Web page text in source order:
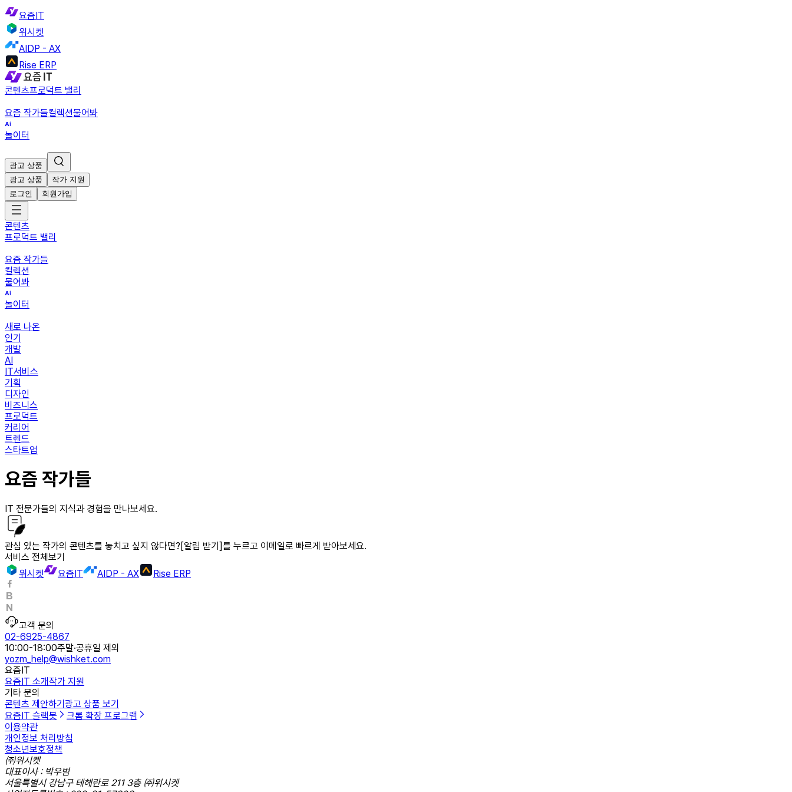
요즘IT
위시켓
AIDP - AX
Rise ERP
콘텐츠프로덕트 밸리
요즘 작가들컬렉션물어봐
놀이터
광고 상품
광고 상품
작가 지원
로그인
회원가입
콘텐츠
프로덕트 밸리
요즘 작가들
컬렉션
물어봐
놀이터
새로 나온
인기
개발
AI
IT서비스
기획
디자인
비즈니스
프로덕트
커리어
트렌드
스타트업
요즘 작가들
IT 전문가들의 지식과 경험을 만나보세요.
관심 있는 작가의 콘텐츠를 놓치고 싶지 않다면? [알림 받기]를 누르고 이메일로 빠르게 받아보세요.
서비스 전체보기
위시켓
요즘IT AIDP - AX Rise ERP
고객 문의
02-6925-4867
10:00-18:00주말·공휴일 제외
yozm_help@wishket.com
요즘IT
요즘IT 소개작가 지원
기타 문의
콘텐츠 제안하기광고 상품 보기
요즘IT 슬랙봇
크롬 확장 프로그램
이용약관
개인정보 처리방침
청소년보호정책
㈜위시켓
대표이사 : 박우범
서울특별시 강남구 테헤란로 211 3층 ㈜위시켓